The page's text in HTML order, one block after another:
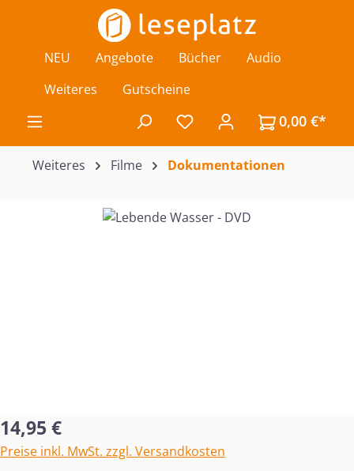
Zum Hauptinhalt springen
NEU Angebote Bücher
Audio
Weiteres
Gutscheine
Du hast 0 Produkte auf
0,00 €*
Weiteres Filme Dokumentationen
Bildergalerie überspringen
Regulärer Preis:
14,95 €
Preise inkl. MwSt. zzgl. Versandkosten